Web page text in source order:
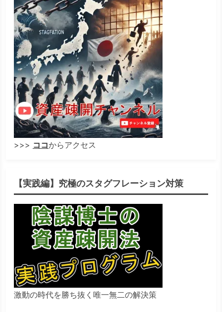
>>> ココからアクセス
【実践編】究極のスタグフレーション対策
激動の時代を勝ち抜く唯一無二の解決策